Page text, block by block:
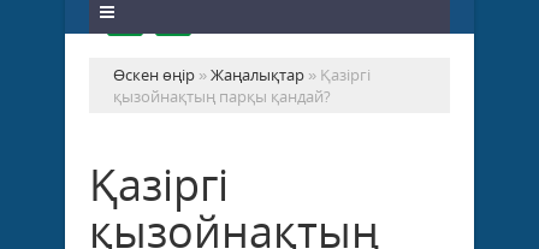
Өскен өңір »Жаңалықтар » Қазіргі
қызойнақтың парқы қандай?
Қазіргі
қызойнақтың